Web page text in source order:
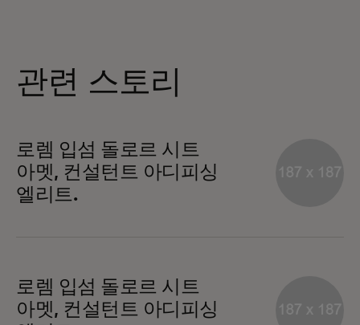
관련 스토리
로렘 입섬 돌로르 시트
아멧, 컨설턴트 아디피싱
엘리트.
로렘 입섬 돌로르 시트
아멧, 컨설턴트 아디피싱